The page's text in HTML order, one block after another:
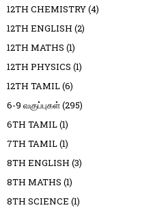
12TH CHEMISTRY(4)
12TH ENGLISH (2)
12TH MATHS (1)
12TH PHYSICS (1)
12TH TAMIL(6)
6-9 வகுப்புகள்(295)
6TH TAMIL(1)
7TH TAMIL(1)
8TH ENGLISH (3)
8TH MATHS (1)
8TH SCIENCE (1)